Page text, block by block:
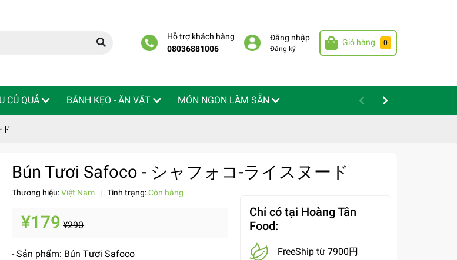
Hỗ trợ khách hàng
08036881006
Đăng nhập
Đăng ký
Giỏ hàng 0
CỦ QUẢ BÁNH KẸO - ĂN VẶT MÓN NGON LÀM SẴN
Bún Tươi Safoco - シャフォコ-ライスヌード
Thương hiệu:Việt Nam | Tình trạng:Còn hàng
¥179 ¥290
- Sản phẩm: Bún Tươi Safoco
Chỉ có tại Hoàng Tân
Food:
FreeShip từ 7900円